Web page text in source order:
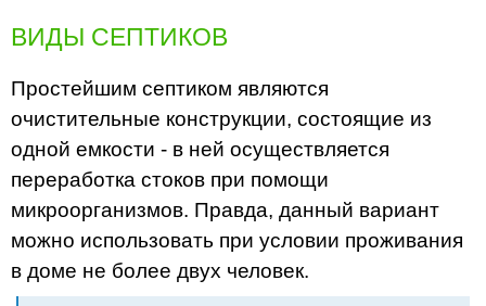
ВИДЫ СЕПТИКОВ
Простейшим септиком являются
очистительные конструкции, состоящие из
одной емкости - в ней осуществляется
переработка стоков при помощи
микроорганизмов. Правда, данный вариант
можно использовать при условии проживания
в доме не более двух человек.